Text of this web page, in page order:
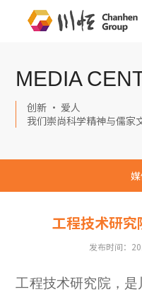
MEDIA
创新 · 爱人
我们崇尚科学精神与儒家
工程技术研
发布时间：
工程技术研究院，